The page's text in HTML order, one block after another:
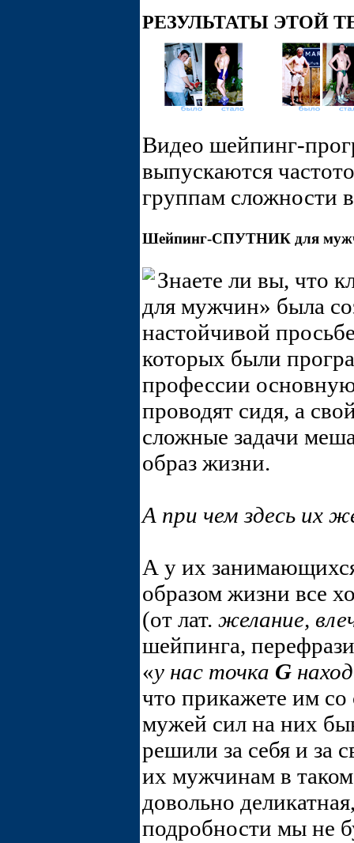
РЕЗУЛЬТАТЫ ЭТОЙ
Видео шейпинг-
выпускаются
группам сложности
Шейпинг-СПУТНИК для
Знаете ли вы, что
для мужчин» была
настойчивой
которых были
профессии основную
проводят сидя, а
сложные задачи
образ жизни.
А при чем здесь их
А у их
образом жизни все
(от лат. желание,
шейпинга,
«у нас точка G
что прикажете им со
мужей сил на них
решили за себя и за
их мужчинам в
довольно
подробности мы не